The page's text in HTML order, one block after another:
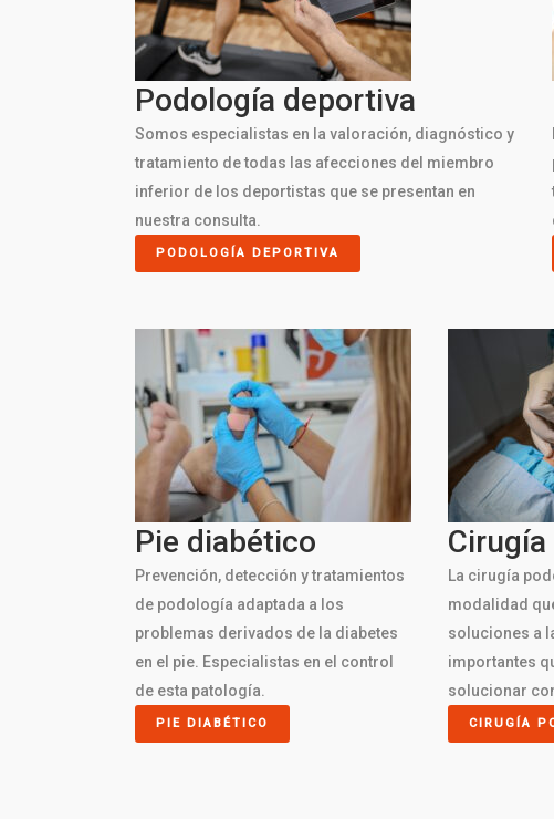
Podología deportiva
Somos especialistas en la valoración, diagnóstico y
tratamiento de todas las afecciones del miembro
inferior de los deportistas que se presentan en
nuestra consulta.
PODOLOGÍA DEPORTIVA
Pie diabético
Prevención, detección y tratamientos
de podología adaptada a los
problemas derivados de la diabetes
en el pie. Especialistas en el control
de esta patología.
PIE DIABÉTICO
La cirugía
modalidad
soluciones a
importantes
solucionar
CIRUGÍA